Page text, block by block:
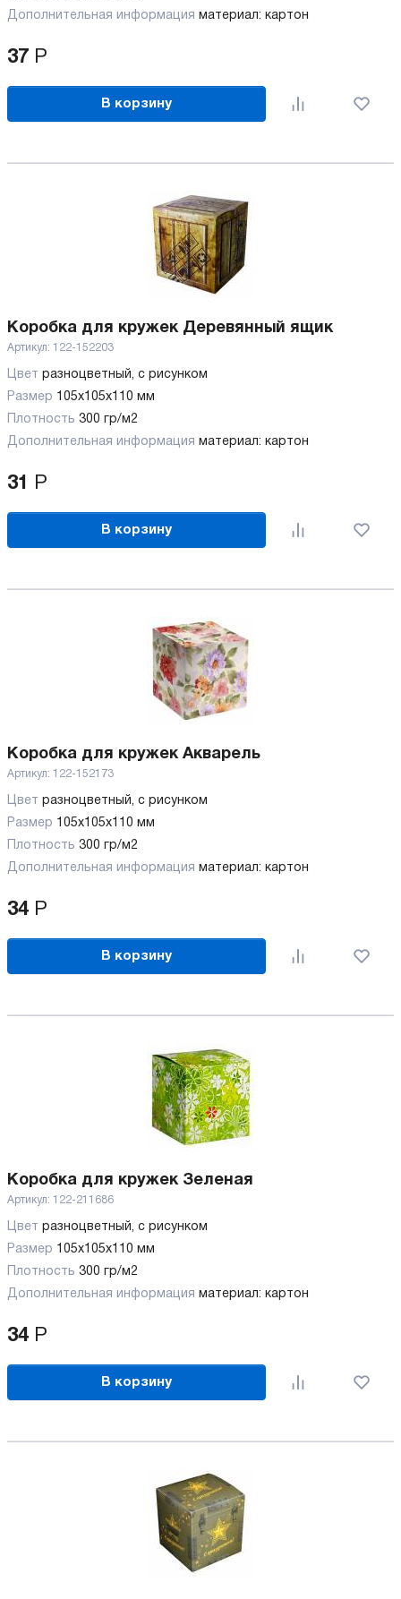
Дополнительная информация материал: картон
37 Р
В корзину
Коробка для кружек Деревянный ящик
Артикул: 122-152203
Цвет разноцветный, с рисунком
Размер 105х105х110 мм
Плотность 300 гр/м2
Дополнительная информация материал: картон
31 Р
В корзину
Коробка для кружек Акварель
Артикул: 122-152173
Цвет разноцветный, с рисунком
Размер 105х105х110 мм
Плотность 300 гр/м2
Дополнительная информация материал: картон
34 Р
В корзину
Коробка для кружек Зеленая
Артикул: 122-211686
Цвет разноцветный, с рисунком
Размер 105х105х110 мм
Плотность 300 гр/м2
Дополнительная информация материал: картон
34 Р
В корзину